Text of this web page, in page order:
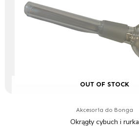
OUT OF STOCK
Akcesoria do Bonga
Okrągły cybuch i rurka